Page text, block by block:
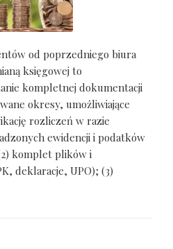
od poprzedniego biura
księgowej to
kompletnej dokumentacji
okresy, umożliwiające
rozliczeń w razie
ewidencji i podatków
komplet plików i
deklaracje, UPO); (3)